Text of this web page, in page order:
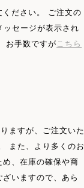
ださい。 ご注文の
セージが表示され
お手数ですがこちら
ますが、ご注文いた
また、より多くのお
、在庫の確保や商
いますので、あら